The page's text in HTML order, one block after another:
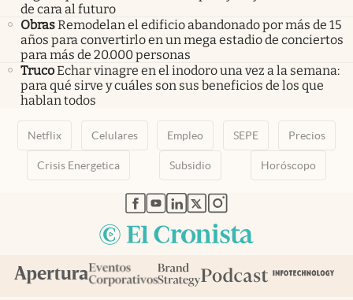
de cara al futuro
ObrasRemodelan el edificio abandonado por más de 15
años para convertirlo en un mega estadio de conciertos
para más de 20.000 personas
TrucoEchar vinagre en el inodoro una vez a la semana:
para qué sirve y cuáles son sus beneficios de los que
hablan todos
Netflix Celulares Empleo SEPE Precios
Crisis Energetica Subsidio Horóscopo
abre en nueva pestaña
abre en nueva pestaña
abre en nueva pestaña
abre en nueva pestaña
abre en nueva pestaña